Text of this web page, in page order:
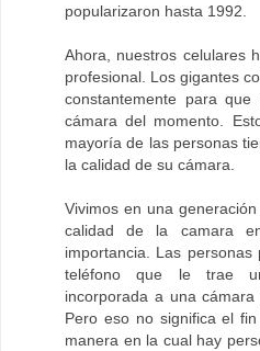
popularizaron hasta 1992.
Ahora, nuestros celulares
profesional. Los gigantes
constantemente para
cámara del momento.
mayoría de las personas
la calidad de su cámara.
Vivimos en una generación
calidad de la camara
importancia. Las
teléfono que le trae
incorporada a una
Pero eso no significa el
manera en la cual hay